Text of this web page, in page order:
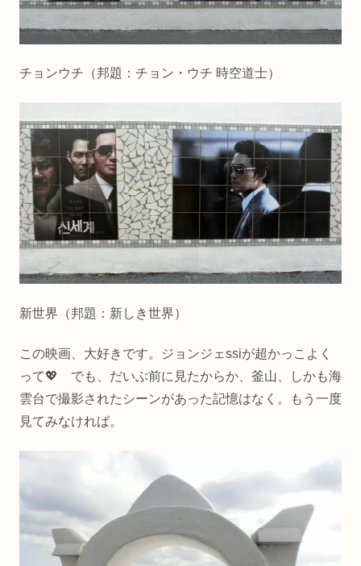
チョンウチ（邦題：チョン・ウチ 時空道士）
新世界（邦題：新しき世界）
この映画、大好きです。ジョンジェssiが超かっこよく
って💖 でも、だいぶ前に見たからか、釜山、しかも海
雲台で撮影されたシーンがあった記憶はなく。もう一度
見てみなければ。